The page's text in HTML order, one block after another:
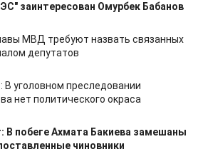
заинтересован Омурбек Бабанов
МВД требуют назвать связанных
депутатов
В уголовном преследовании
нет политического окраса
В побеге Ахмата Бакиева замешаны
чиновники